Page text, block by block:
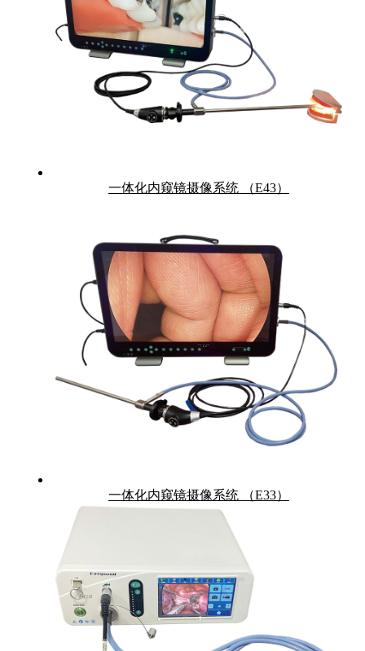
一体化内窥镜摄像系统 （E43）
一体化内窥镜摄像系统 （E33）